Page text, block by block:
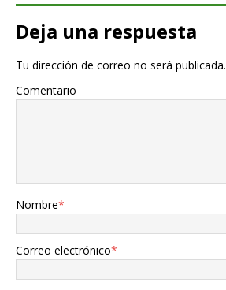
Deja una respuesta
Tu dirección de correo no será publicada.
Comentario
Nombre*
Correo electrónico*